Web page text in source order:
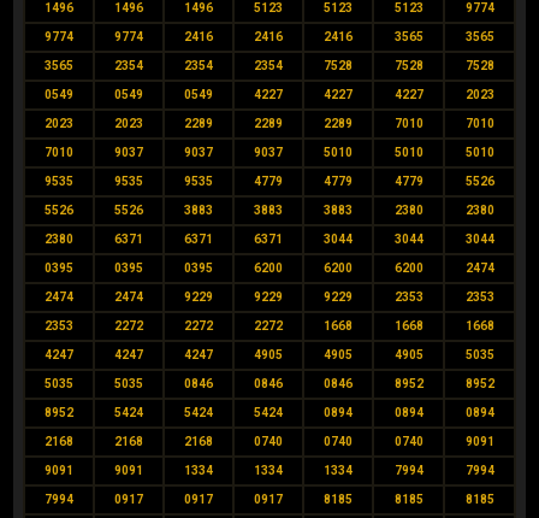
1496 1496 1496 5123 5123 5123 9774
9774 9774 2416 2416 2416 3565 3565
3565 2354 2354 2354 7528 7528 7528
0549 0549 0549 4227 4227 4227 2023
2023 2023 2289 2289 2289 7010 7010
7010 9037 9037 9037 5010 5010 5010
9535 9535 9535 4779 4779 4779 5526
5526 5526 3883 3883 3883 2380 2380
2380 6371 6371 6371 3044 3044 3044
0395 0395 0395 6200 6200 6200 2474
2474 2474 9229 9229 9229 2353 2353
2353 2272 2272 2272 1668 1668 1668
4247 4247 4247 4905 4905 4905 5035
5035 5035 0846 0846 0846 8952 8952
8952 5424 5424 5424 0894 0894 0894
2168 2168 2168 0740 0740 0740 9091
9091 9091 1334 1334 1334 7994 7994
7994 0917 0917 0917 8185 8185 8185